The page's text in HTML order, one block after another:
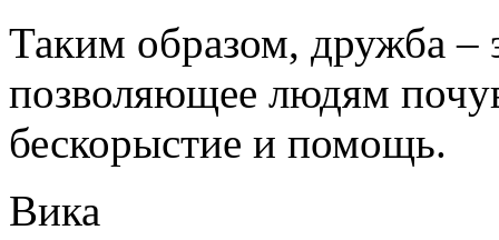
Таким образом, дружба –
позволяющее людям
бескорыстие и помощь.
Вика